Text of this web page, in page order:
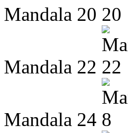
Mandala 20
Mandala 22
Mandala 24